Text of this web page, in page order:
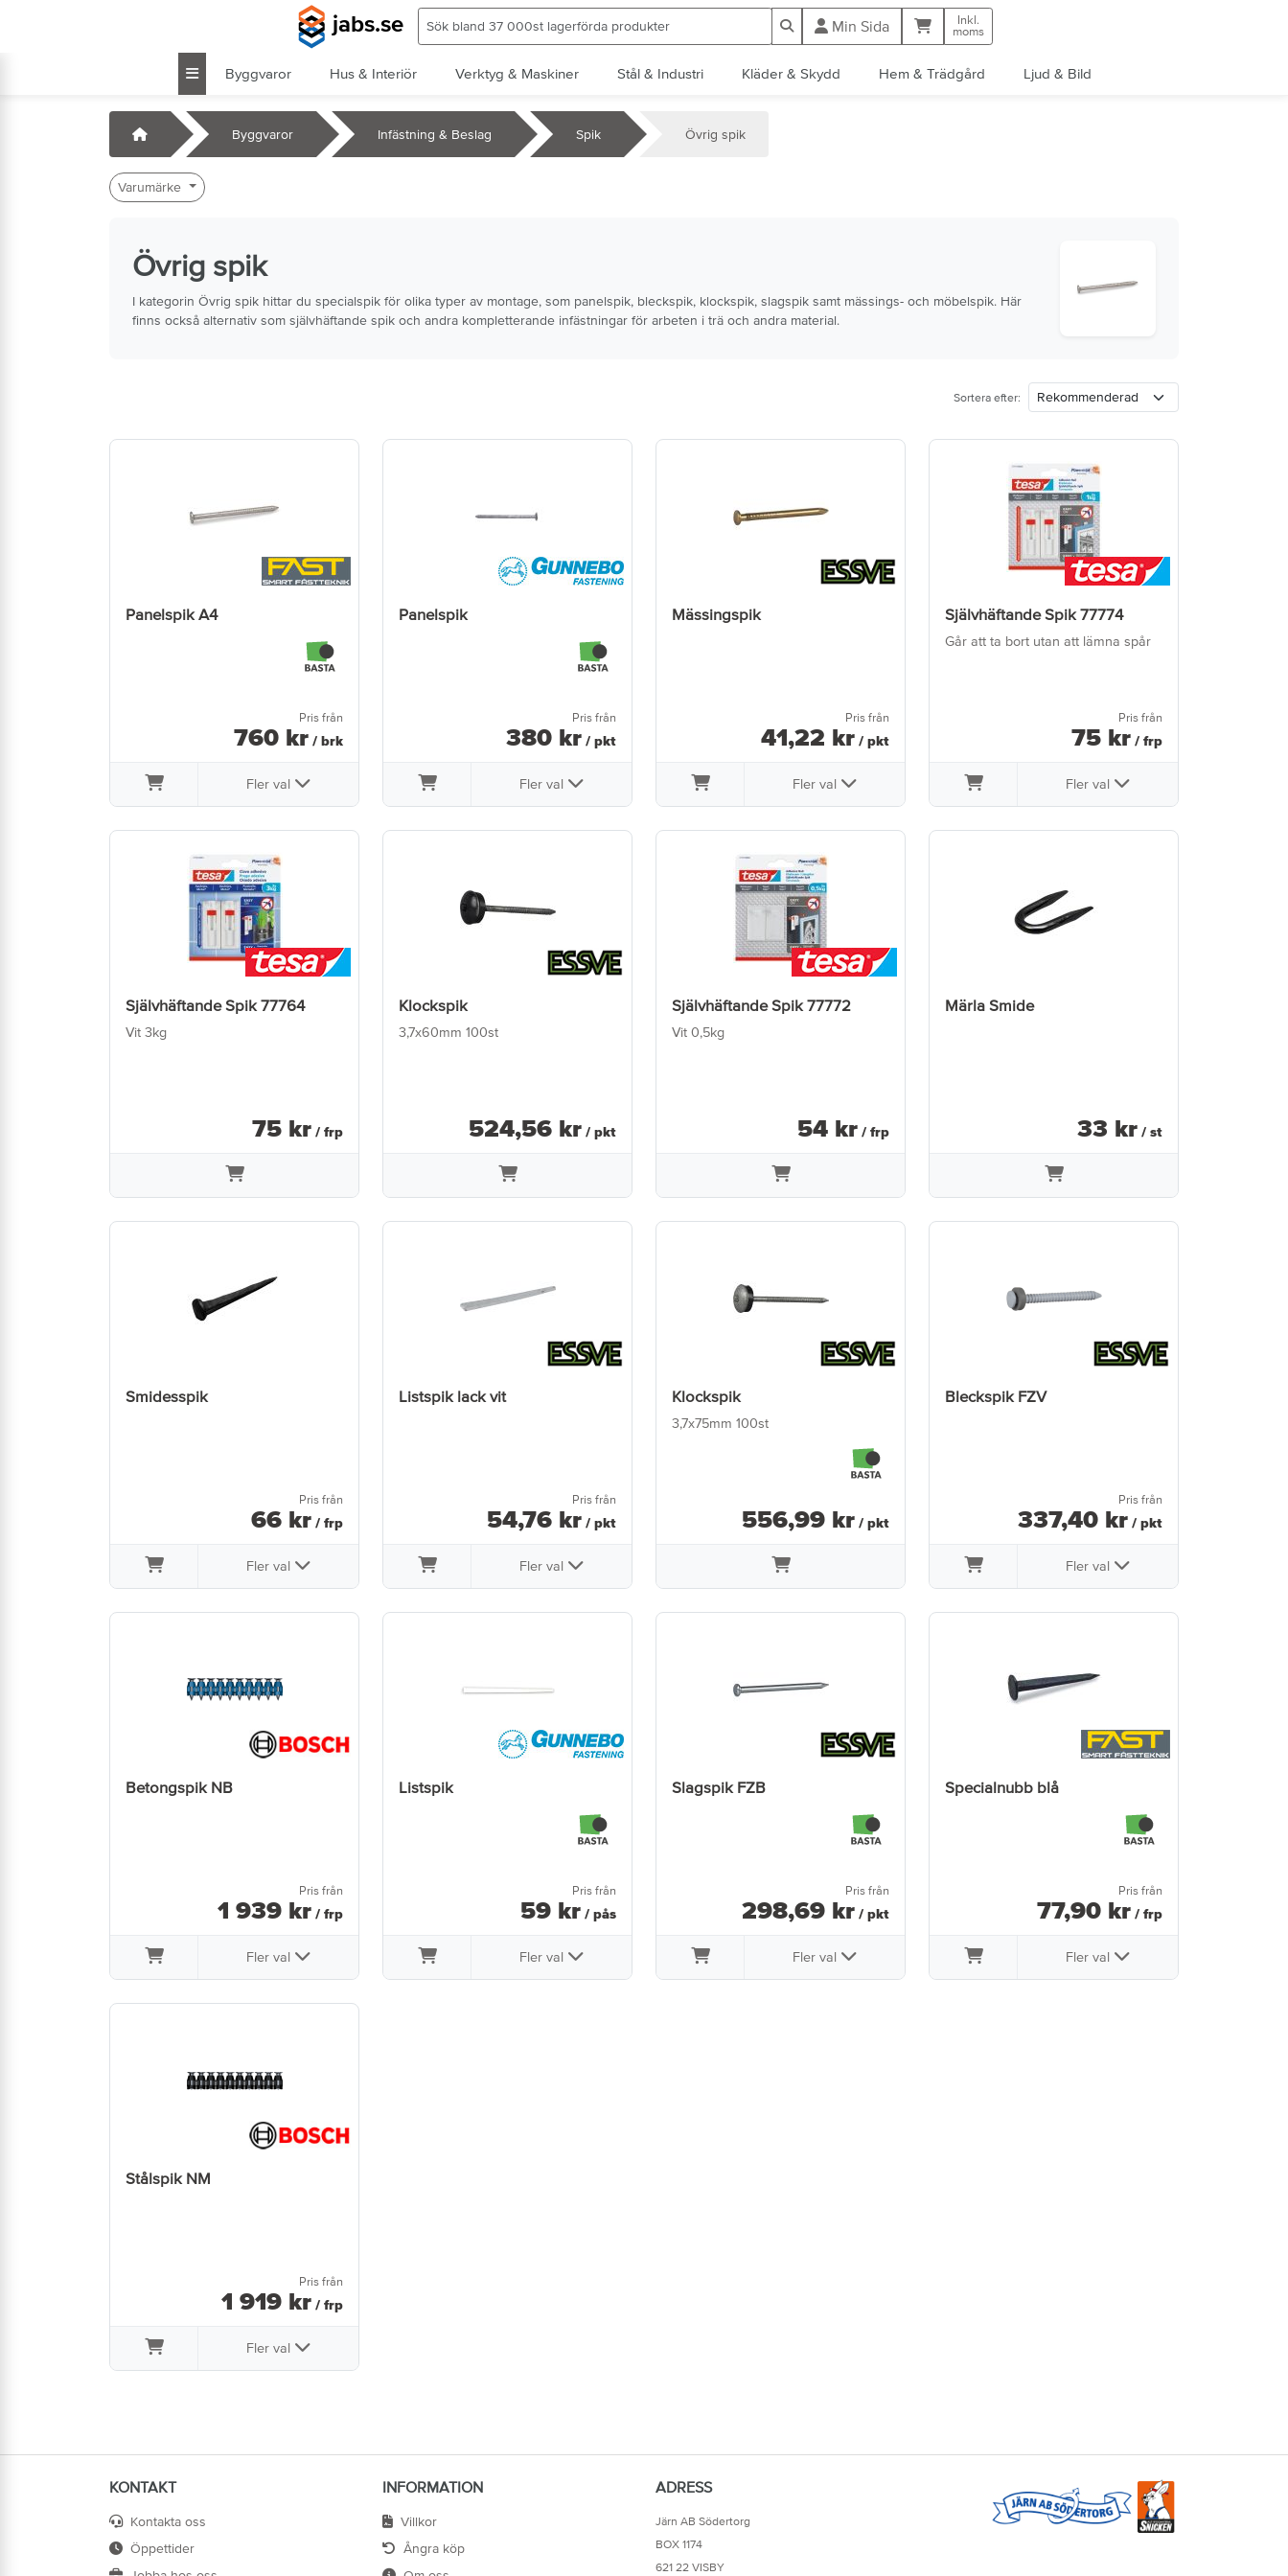
jabs.se Min Sida Kundvagn
Inkl.
moms
Byggvaror Hus & Interiör Verktyg & Maskiner Stål & Industri Kläder & Skydd Hem & Trädgård Ljud & Bild
Startsida Byggvaror Infästning & Beslag Spik Övrig spik
Varumärke
Övrig spik
I kategorin Övrig spik hittar du specialspik för olika typer av montage, som panelspik, bleckspik, klockspik, slagspik samt mässings- och möbelspik. Här
finns också alternativ som självhäftande spik och andra kompletterande infästningar för arbeten i trä och andra material.
Sortera efter:
Panelspik A4
Pris från
760 kr / brk
Fler val
Panelspik
Pris från
380 kr / pkt
Fler val
Mässingspik
Pris från
41,22 kr / pkt
Fler val
Självhäftande Spik 77774
Går att ta bort utan att lämna spår
Pris från
75 kr / frp
Fler val
Självhäftande Spik 77764
Vit 3kg
75 kr / frp
Klockspik
3,7x60mm 100st
524,56 kr / pkt
Självhäftande Spik 77772
Vit 0,5kg
54 kr / frp
Märla Smide
33 kr / st
Smidesspik
Pris från
66 kr / frp
Fler val
Listspik lack vit
Pris från
54,76 kr / pkt
Fler val
Klockspik
3,7x75mm 100st
556,99 kr / pkt
Bleckspik FZV
Pris från
337,40 kr / pkt
Fler val
Betongspik NB
Pris från
1 939 kr / frp
Fler val
Listspik
Pris från
59 kr / pås
Fler val
Slagspik FZB
Pris från
298,69 kr / pkt
Fler val
Specialnubb blå
Pris från
77,90 kr / frp
Fler val
Stålspik NM
Pris från
1 919 kr / frp
Fler val
KONTAKT
Kontakta oss
Öppettider
INFORMATION
Villkor
Ångra köp
ADRESS
Järn AB Södertorg
BOX 1174
621 22 VISBY